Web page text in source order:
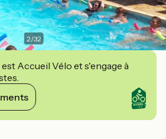
2/32
Accueil Vélo et s'engage à